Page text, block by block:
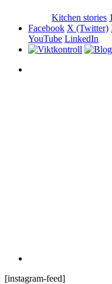
Kitchen stories
Facebook X (Twitter)
YouTube LinkedIn
[instagram-feed]